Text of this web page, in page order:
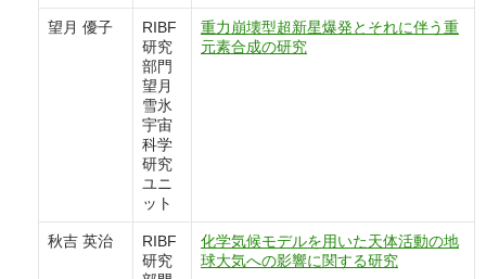
望月 優子
RIBF
研究
部門
望月
雪氷
宇宙
科学
研究
ユニ
ット
重力崩壊型超新星爆発とそれに伴う重
元素合成の研究
秋吉 英治
RIBF
研究
化学気候モデルを用いた天体活動の地
球大気への影響に関する研究